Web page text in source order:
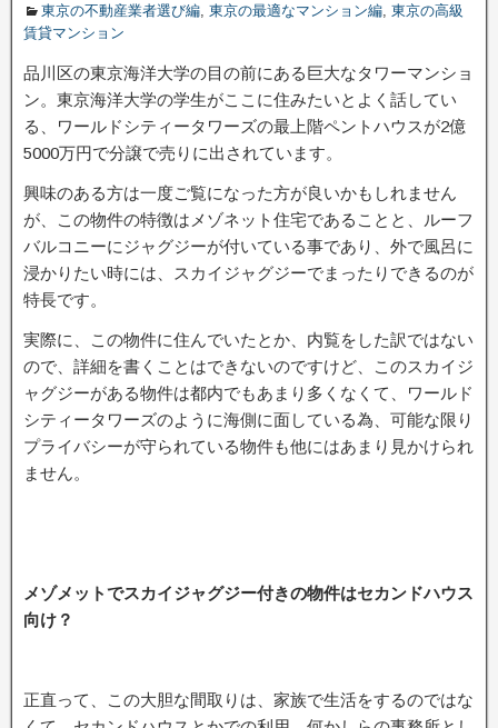
東京の不動産業者選び編, 東京の最適なマンション編, 東京の高級
賃貸マンション
品川区の東京海洋大学の目の前にある巨大なタワーマンショ
ン。東京海洋大学の学生がここに住みたいとよく話してい
る、ワールドシティータワーズの最上階ペントハウスが2億
5000万円で分譲で売りに出されています。
興味のある方は一度ご覧になった方が良いかもしれません
が、この物件の特徴はメゾネット住宅であることと、ルーフ
バルコニーにジャグジーが付いている事であり、外で風呂に
浸かりたい時には、スカイジャグジーでまったりできるのが
特長です。
実際に、この物件に住んでいたとか、内覧をした訳ではない
ので、詳細を書くことはできないのですけど、このスカイジ
ャグジーがある物件は都内でもあまり多くなくて、ワールド
シティータワーズのように海側に面している為、可能な限り
プライバシーが守られている物件も他にはあまり見かけられ
ません。
メゾメットでスカイジャグジー付きの物件はセカンドハウス
向け？
正直って、この大胆な間取りは、家族で生活をするのではな